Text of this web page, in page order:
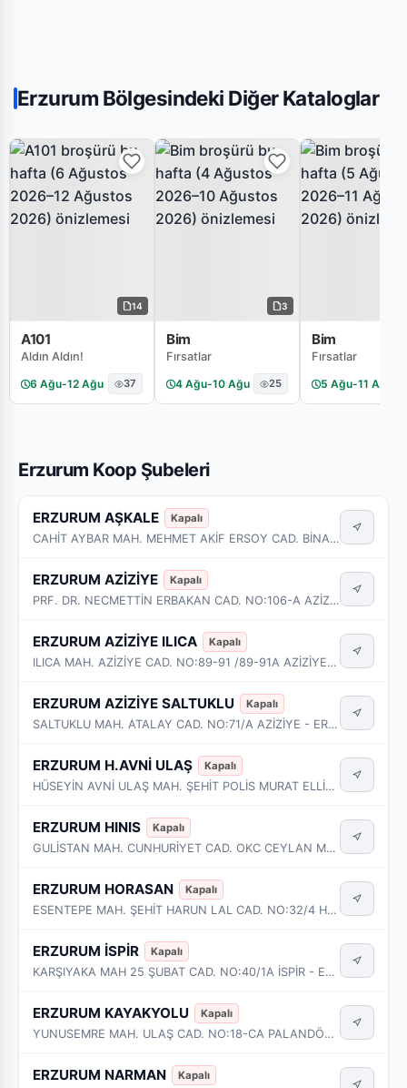
Erzurum Bölgesindeki Diğer Kataloglar
14
A101
Aldın Aldın!
6 Ağu-12 Ağu 37
3
Bim
Fırsatlar
4 Ağu-10 Ağu 25
Bim
Fırsatlar
5 Ağu-11 Ağu
Erzurum Koop Şubeleri
ERZURUM AŞKALE Kapalı
CAHİT AYBAR MAH. MEHMET AKİF ERSOY CAD. BİNA NO:17 İŞYERİ NO:1 AŞKALE - ERZURUM
ERZURUM AZİZİYE Kapalı
PRF. DR. NECMETTİN ERBAKAN CAD. NO:106-A AZİZİYE - ERZURUM
ERZURUM AZİZİYE ILICA Kapalı
ILICA MAH. AZİZİYE CAD. NO:89-91 /89-91A AZİZİYE - ERZURUM
ERZURUM AZİZİYE SALTUKLU Kapalı
SALTUKLU MAH. ATALAY CAD. NO:71/A AZİZİYE - ERZURUM
ERZURUM H.AVNİ ULAŞ Kapalı
HÜSEYİN AVNİ ULAŞ MAH. ŞEHİT POLİS MURAT ELLİK BULVARI NO:29/1 PALANDÖKEN - ERZURUM
ERZURUM HINIS Kapalı
GULİSTAN MAH. CUNHURİYET CAD. OKC CEYLAN MERKEZ BİNA NO:269/2 HINIS - ERZURUM
ERZURUM HORASAN Kapalı
ESENTEPE MAH. ŞEHİT HARUN LAL CAD. NO:32/4 HOROSAN - ERZURUM
ERZURUM İSPİR Kapalı
KARŞIYAKA MAH 25 ŞUBAT CAD. NO:40/1A İSPİR - ERZURUM
ERZURUM KAYAKYOLU Kapalı
YUNUSEMRE MAH. ULAŞ CAD. NO:18-CA PALANDÖKEN - ERZURUM
ERZURUM NARMAN Kapalı